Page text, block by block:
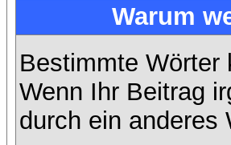
Warum
Bestimmte Wörter
Wenn Ihr Beitrag
durch ein anderes